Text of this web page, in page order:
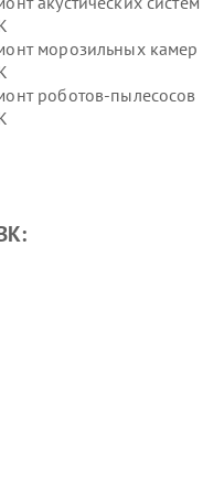
морозильных камер
роботов-пылесосов